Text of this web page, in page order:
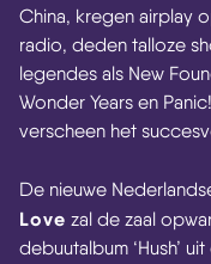
China, kregen airplay
radio, deden talloze
legendes als New
Wonder Years en
verscheen het
De nieuwe
Love zal de zaal
debuutalbum ‘Hush’